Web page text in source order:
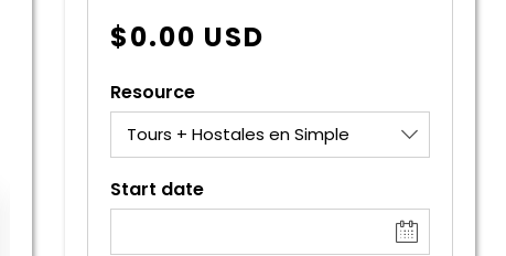
$0.00 USD
Resource
Tours + Hostales en Simple
Start date